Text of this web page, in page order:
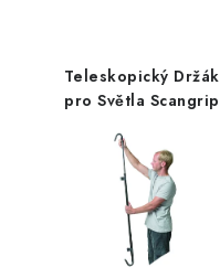
Teleskopický Držák
pro Světla Scangrip